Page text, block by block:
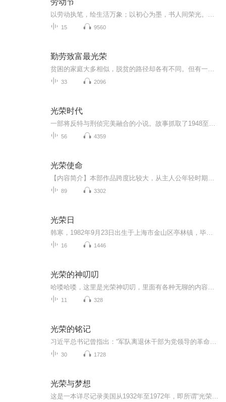
15 9560
勤劳致富最光荣
33 2096
光荣时代
56 4359
光荣使命
89 3302
光荣日
16 1446
光荣的神叨叨
11 328
光荣的铭记
30 1728
光荣与梦想